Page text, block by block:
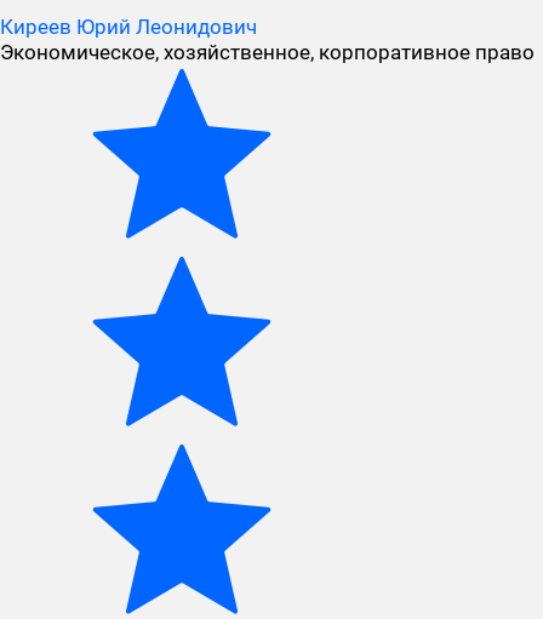
Киреев Юрий Леонидович
Экономическое, хозяйственное, корпоративное право